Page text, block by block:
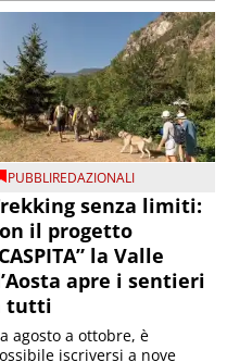
PUBBLIREDAZIONALI
senza limiti:
il progetto
la Valle
apre i sentieri
tutti
agosto a ottobre, è
iscriversi a nove